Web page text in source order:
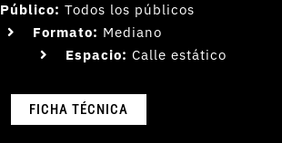
Público: Todos los públicos
Formato: Mediano
Espacio: Calle estático
FICHA TÉCNICA